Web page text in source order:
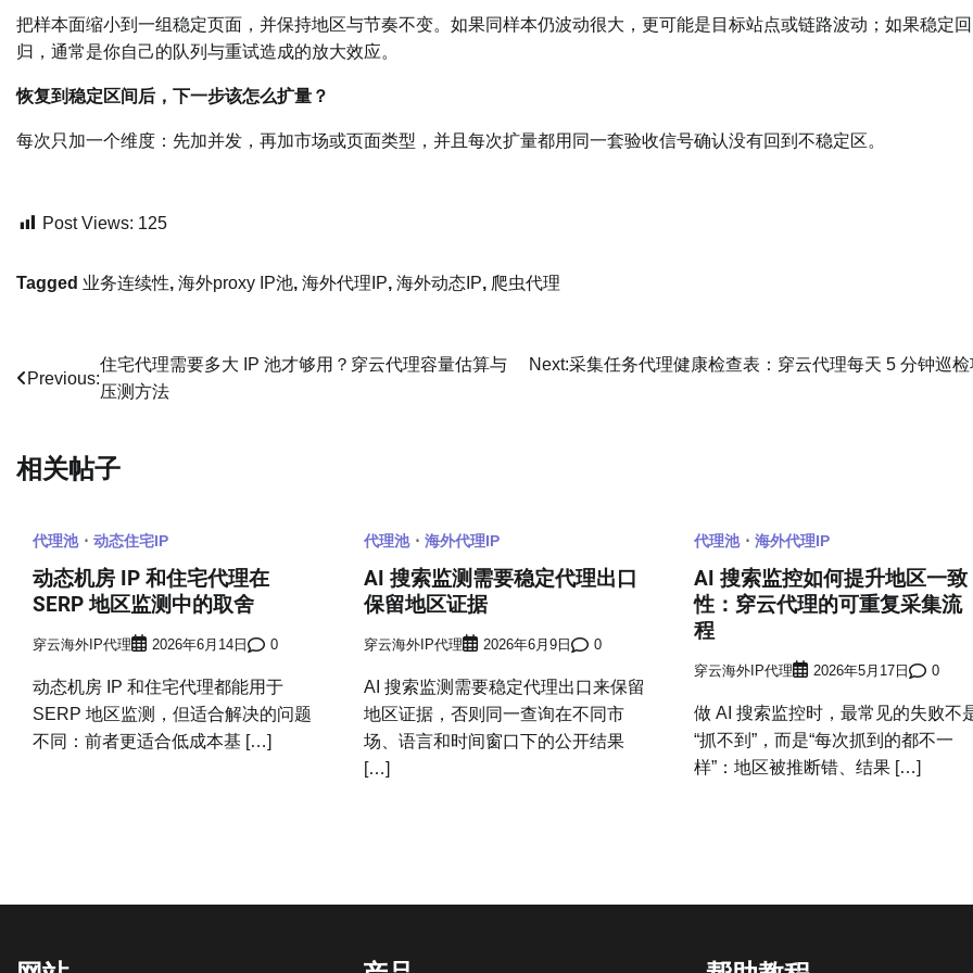
把样本面缩小到一组稳定页面，并保持地区与节奏不变。如果同样本仍波动很大，更可能是目标站点或链路波动；如果稳定回
归，通常是你自己的队列与重试造成的放大效应。
恢复到稳定区间后，下一步该怎么扩量？
每次只加一个维度：先加并发，再加市场或页面类型，并且每次扩量都用同一套验收信号确认没有回到不稳定区。
Post Views: 125
Tagged 业务连续性, 海外proxy IP池, 海外代理IP, 海外动态IP, 爬虫代理
文
导
Previous:
住宅代理需要多大 IP 池才够用？穿云代理容量估算与
压测方法
Next:采集任务代理健康检查表：穿云代理每天 5 分钟巡检
相关帖子
代理池 动态住宅IP
动态机房 IP 和住宅代理在
SERP 地区监测中的取舍
穿云海外IP代理 2026年6月14日 0
动态机房 IP 和住宅代理都能用于
SERP 地区监测，但适合解决的问题
不同：前者更适合低成本基 […]
代理池 海外代理IP
AI 搜索监测需要稳定代理出口
保留地区证据
穿云海外IP代理 2026年6月9日 0
AI 搜索监测需要稳定代理出口来保留
地区证据，否则同一查询在不同市
场、语言和时间窗口下的公开结果
[…]
代理池 海外代理IP
AI 搜索监控如何提升地区一致
性：穿云代理的可重复采集流
程
穿云海外IP代理 2026年5月17日 0
做 AI 搜索监控时，最常见的失败不
“抓不到”，而是“每次抓到的都不一
样”：地区被推断错、结果 […]